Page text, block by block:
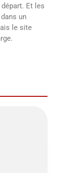
Et les
un
le site